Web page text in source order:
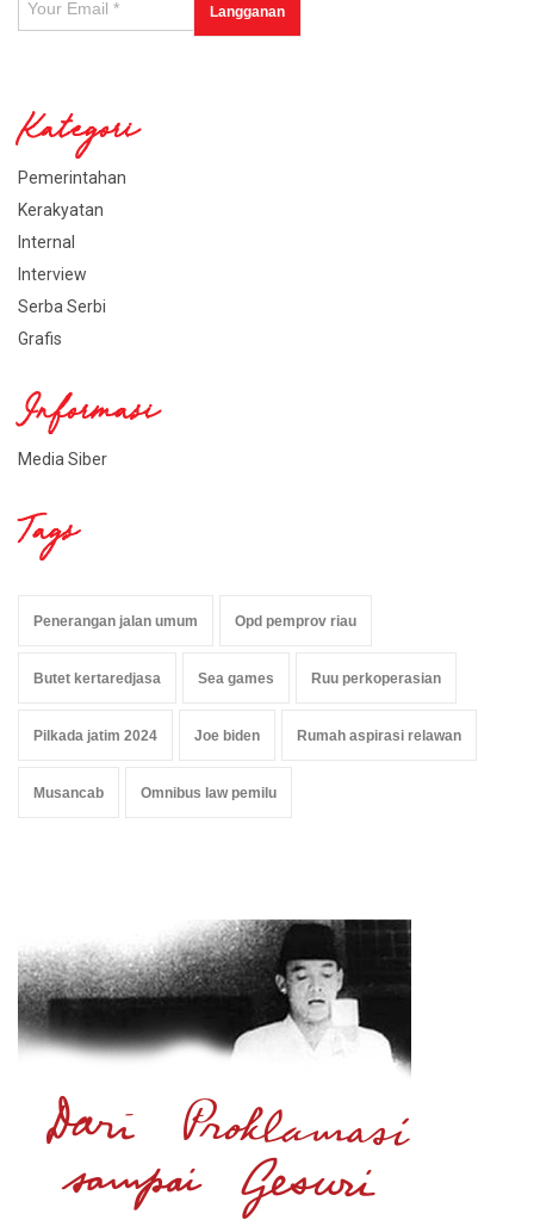
Kategori
Pemerintahan
Kerakyatan
Internal
Interview
Serba Serbi
Grafis
Informasi
Media Siber
Tags
Penerangan jalan umum Opd pemprov riau
Butet kertaredjasa Sea games Ruu perkoperasian
Pilkada jatim 2024 Joe biden Rumah aspirasi relawan
Musancab Omnibus law pemilu